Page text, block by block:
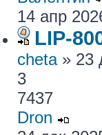
14 апр
LIP-
cheta» 23
3
7437
Dron